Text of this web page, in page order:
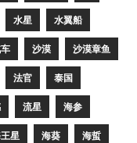
水星 水翼船
沙漠 沙漠章鱼
法官 泰国
流星 海参
星 海葵 海蜇